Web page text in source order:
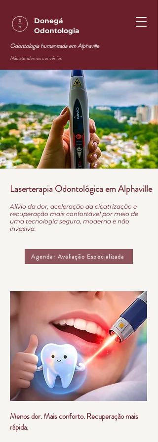
Donegá
Odontologia
Odontologia humanizada em Alphaville
Não atendemos convênios
Laserterapia Odontológica em Alphaville
Alívio da dor, aceleração da cicatrização e
recuperação mais confortável por meio de
uma tecnologia segura, moderna e não
invasiva.
Agendar Avaliação Especializada
Menos dor. Mais conforto. Recuperação mais
rápida.